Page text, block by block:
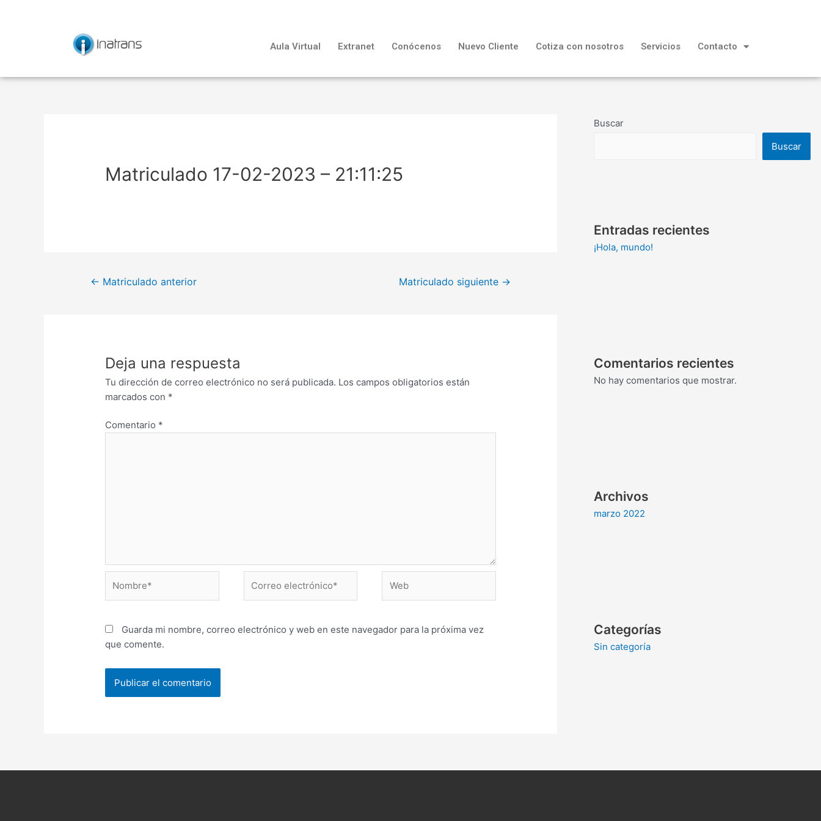
Aula Virtual Extranet Conócenos Nuevo Cliente Cotiza con nosotros Servicios Contacto
Matriculado 17-02-2023 – 21:11:25
entradas
← Matriculado anterior Matriculado siguiente →
Deja una respuesta
Tu dirección de correo electrónico no será publicada. Los campos obligatorios están
marcados con *
Comentario *
electrónico*
Guarda mi nombre, correo electrónico y web en este navegador para la próxima vez
que comente.
Buscar
Buscar
Entradas recientes
¡Hola, mundo!
Comentarios recientes
No hay comentarios que mostrar.
Archivos
marzo 2022
Categorías
Sin categoría